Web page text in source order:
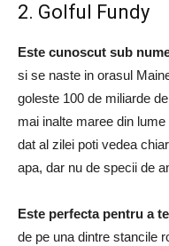
2. Golful Fundy
Este cunoscut sub
si se naste in orasul
goleste 100 de miliarde
mai inalte maree din
dat al zilei poti vedea
apa, dar nu de specii de
Este perfecta pentru a
de pe una dintre stancile